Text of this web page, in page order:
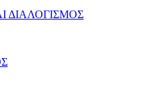
ΔΙΑΛΟΓΙΣΜΟΣ